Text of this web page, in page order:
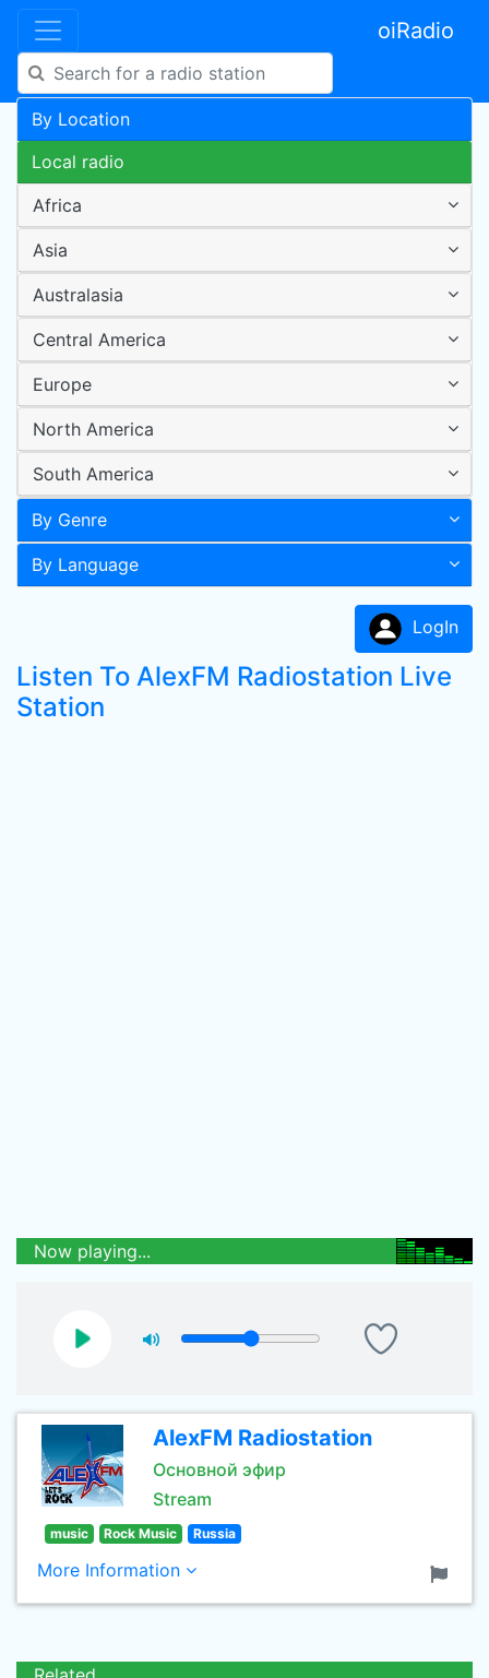
oiRadio
By Location
Local radio
Africa
Asia
Australasia
Central America
Europe
North America
South America
By Genre
By Language
LogIn
Listen To AlexFM Radiostation Live
Station
Now playing...
AlexFM Radiostation
Основной эфир
Stream
music Rock Music Russia
More Information